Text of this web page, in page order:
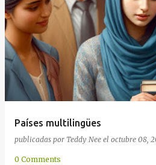
Países multilingües
publicadas por Teddy Nee el octubre 08,
0 Comments